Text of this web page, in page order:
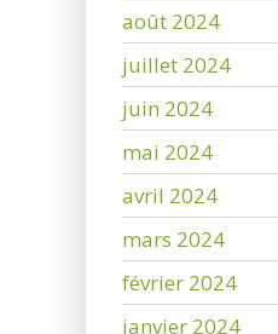
août 2024
juillet 2024
juin 2024
mai 2024
avril 2024
mars 2024
février 2024
janvier 2024